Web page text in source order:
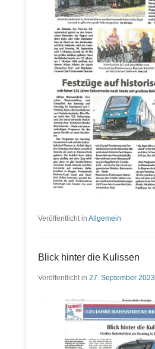
Veröffentlicht in Allgemein
Blick hinter die Kulissen
Veröffentlicht in 27. September 2023